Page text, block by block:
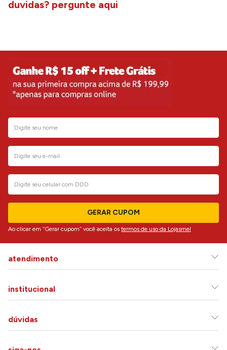
duvidas? pergunte aqui
GERAR CUPOM
Ao clicar em “Gerar cupom” você aceita os termos de uso da Lojasmel
atendimento
institucional
dúvidas